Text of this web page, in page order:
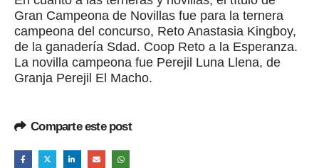
Gran Campeona de Novillas fue para la ternera
campeona del concurso, Reto Anastasia Kingboy,
de la ganadería Sdad. Coop Reto a la Esperanza.
La novilla campeona fue Perejil Luna Llena, de
Granja Perejil El Macho.
Comparte este post